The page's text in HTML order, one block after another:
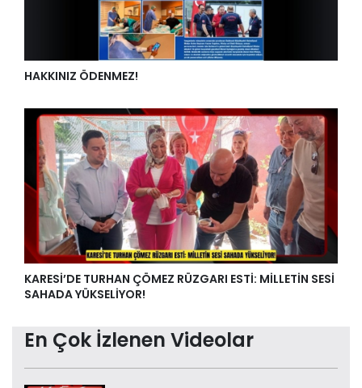
HAKKINIZ ÖDENMEZ!
KARESİ’DE TURHAN ÇÖMEZ RÜZGARI ESTİ: MİLLETİN SESİ
SAHADA YÜKSELİYOR!
En Çok İzlenen Videolar